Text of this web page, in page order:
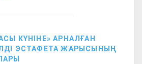
КҮНІНЕ» АРНАЛҒАН
ЭСТАФЕТА ЖАРЫСЫНЫҢ